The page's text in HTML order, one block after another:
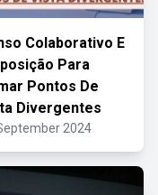
Colaborativo E
Para
Pontos De
Divergentes
2024